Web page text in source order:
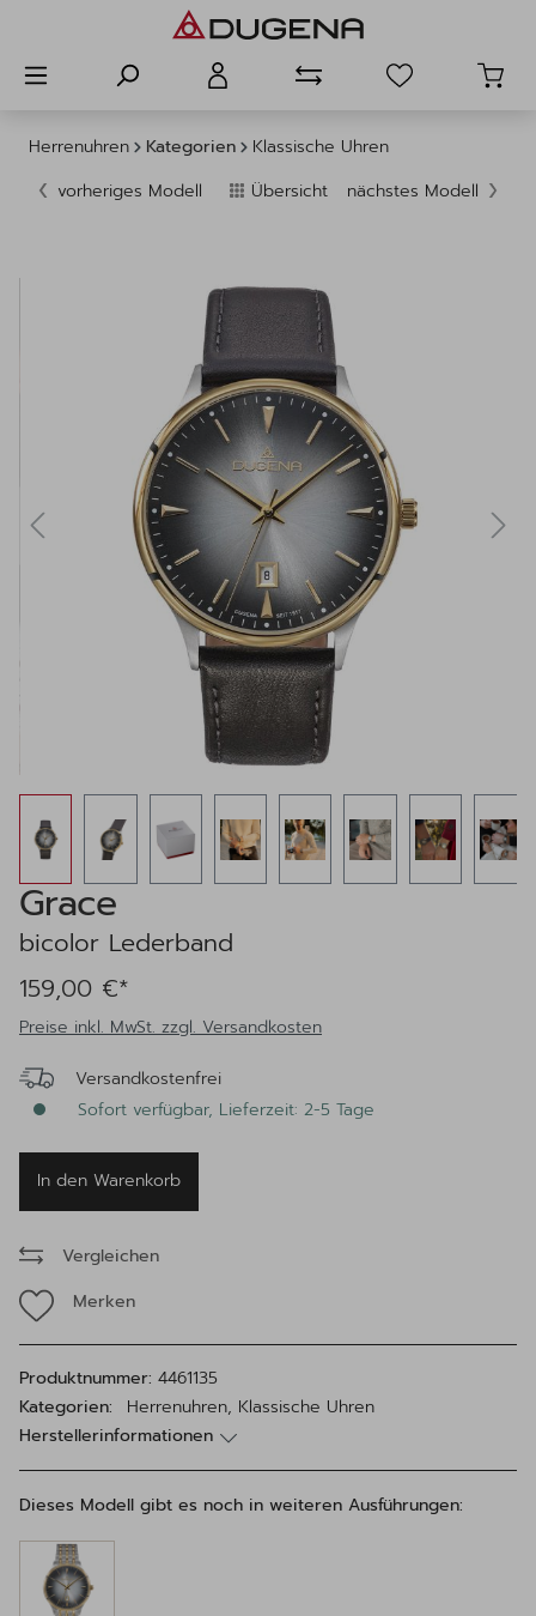
Herrenuhren Kategorien
Klassische Uhren
vorheriges Modell
Übersicht nächstes Modell
Grace
bicolor Lederband
159,00 €*
Preise inkl. MwSt. zzgl. Versandkosten
Versandkostenfrei
Sofort verfügbar, Lieferzeit: 2-5 Tage
In den Warenkorb
Vergleichen
Merken
Produktnummer: 4461135
Kategorien:
Herrenuhren, Klassische Uhren
Herstellerinformationen
Dieses Modell gibt es noch in weiteren Ausführungen: